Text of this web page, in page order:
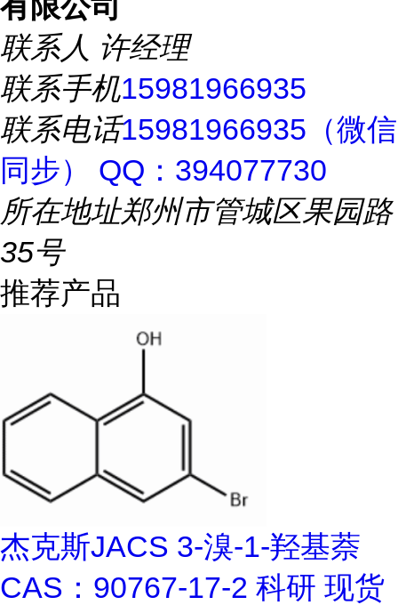
联系人 许经理
联系手机15981966935
联系电话15981966935（微信
同步） QQ：394077730
所在地址郑州市管城区果园路
35号
推荐产品
杰克斯JACS 3-溴-1-羟基萘
CAS：90767-17-2 科研 现货